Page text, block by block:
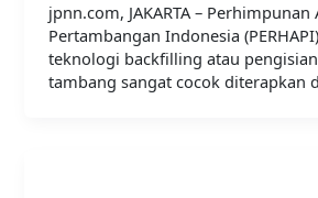
jpnn.com, JAKARTA – Perhimpunan
Pertambangan Indonesia
teknologi backfilling atau
tambang sangat cocok diterapkan